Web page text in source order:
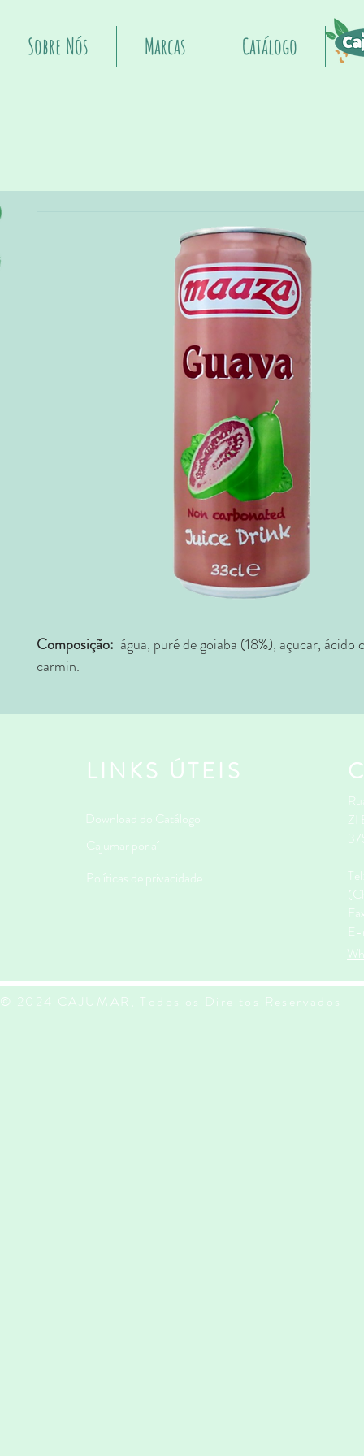
Sobre Nós Marcas Catálogo
Composição: água, puré de goiaba (18%), açucar, ácido
carmin.
LINKS ÚTEIS
Download do Catálogo
Cajumar por aí
Políticas de privacidade
ZI
© 2024 CAJUMAR, Todos os Direitos Reservados